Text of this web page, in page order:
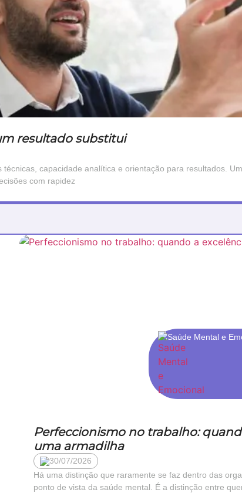
resultado substitui
capacidade analítica e orientação para resultados.
com rapidez
Saúde Mental e
Perfeccionismo no trabalho:
uma armadilha
30/07/2026
Há uma distinção que raramente se faz dentro das
ponto de vista da saúde mental. É a distinção entre